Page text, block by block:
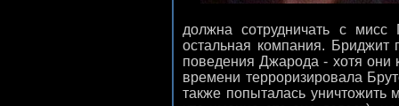
должна сотрудничать с
остальная компания. Бриджит
поведения Джарода - хотя они
времени терроризировала
также попыталась уничтожить